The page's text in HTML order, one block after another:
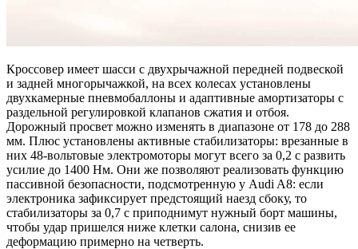
Кроссовер имеет шасси с двухрычажной передней подвеской
и задней многорычажкой, на всех колесах установлены
двухкамерные пневмобаллоны и адаптивные амортизаторы с
раздельной регулировкой клапанов сжатия и отбоя.
Дорожный просвет можно изменять в диапазоне от 178 до 288
мм. Плюс установлены активные стабилизаторы: врезанные в
них 48-вольтовые электромоторы могут всего за 0,2 с развить
усилие до 1400 Нм. Они же позволяют реализовать функцию
пассивной безопасности, подсмотренную у Audi A8: если
электроника зафиксирует предстоящий наезд сбоку, то
стабилизаторы за 0,7 с приподнимут нужный борт машины,
чтобы удар пришелся ниже клетки салона, снизив ее
деформацию примерно на четверть.